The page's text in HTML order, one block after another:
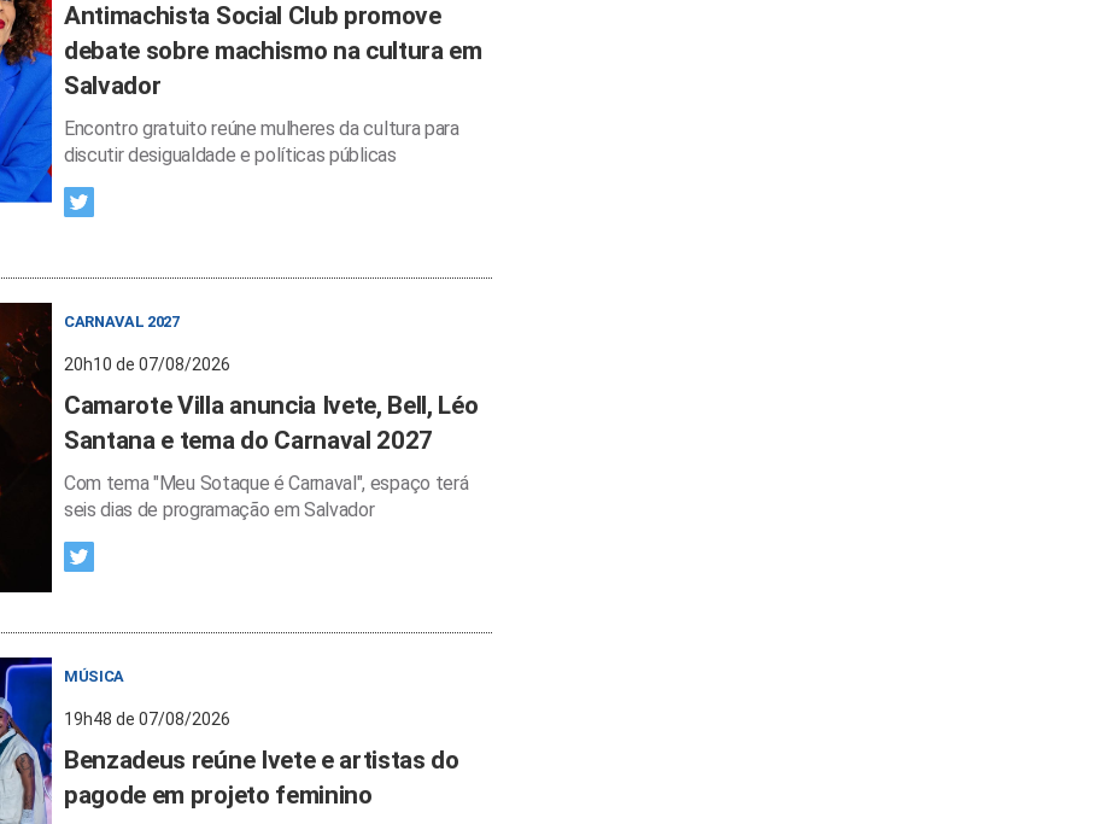
Antimachista Social Club promove
debate sobre machismo na cultura em
Salvador
Encontro gratuito reúne mulheres da cultura para
discutir desigualdade e políticas públicas
CARNAVAL 2027
20h10 de 07/08/2026
Camarote Villa anuncia Ivete, Bell, Léo
Santana e tema do Carnaval 2027
Com tema "Meu Sotaque é Carnaval", espaço terá
seis dias de programação em Salvador
MÚSICA
19h48 de 07/08/2026
Benzadeus reúne Ivete e artistas do
pagode em projeto feminino